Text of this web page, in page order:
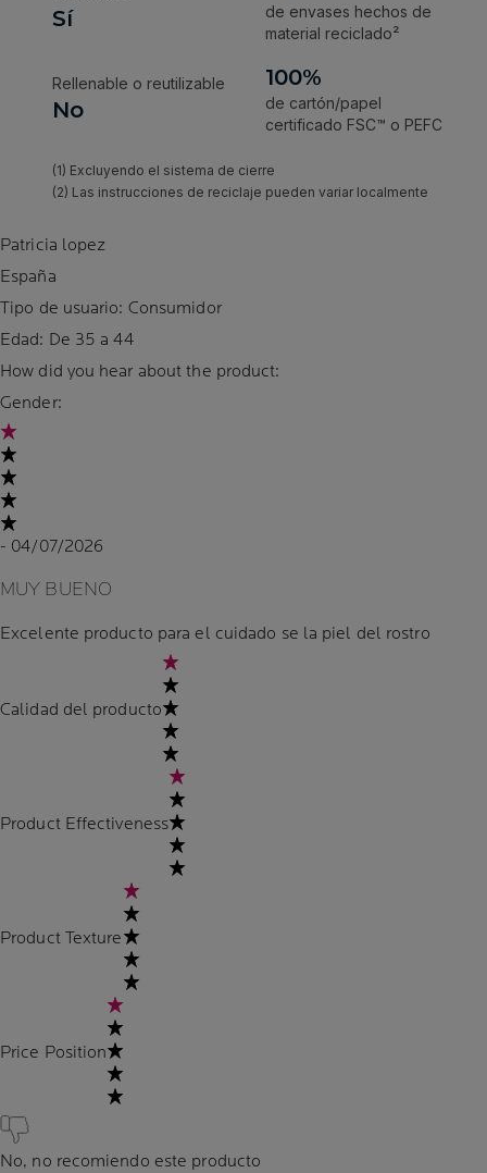
Patricia lopez
España
Tipo de usuario: Consumidor
Edad: De 35 a 44
How did you hear about the product:
Gender:
- 04/07/2026
MUY BUENO
Excelente producto para el cuidado se la piel del rostro
Calidad del producto
Product Effectiveness
Product Texture
Price Position
No, no recomiendo este producto